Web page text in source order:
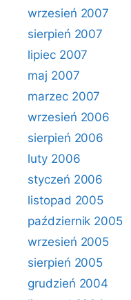
wrzesień 2007
sierpień 2007
lipiec 2007
maj 2007
marzec 2007
wrzesień 2006
sierpień 2006
luty 2006
styczeń 2006
listopad 2005
październik 2005
wrzesień 2005
sierpień 2005
grudzień 2004